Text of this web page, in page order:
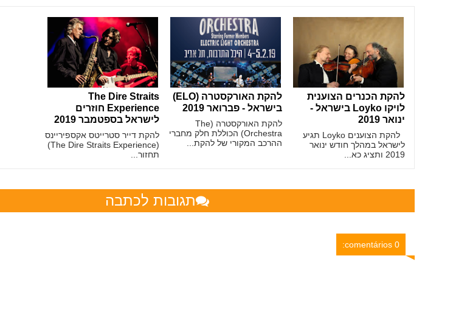
להקת הכנרים הצוענית
לויקו Loyko בישראל -
ינואר 2019
להקת הצוענים Loyko תגיע
לישראל במהלך חודש ינואר
2019 ותציג כא...
להקת האורקסטרה (ELO)
בישראל - פברואר 2019
להקת האורקסטרה (The
Orchestra) הכוללת חלק מחברי
ההרכב המקורי של להקת...
The Dire Straits
Experience חוזרים
לישראל בספטמבר 2019
להקת דייר סטרייטס אקספיריינס
(The Dire Straits Experience)
תחזור...
תגובות לכתבה
0 comentários: